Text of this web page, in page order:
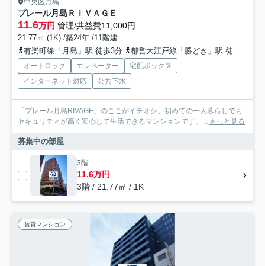
中央区月島
プレール月島ＲＩＶＡＧＥ
11.6万円 管理/共益費11,000円
21.77㎡ (1K) /築24年 /11階建
有楽町線「月島」駅 徒歩3分
都営大江戸線「勝どき」駅 徒歩5分
オートロック エレベーター
宅配ボックス
インターネット対応
公共下水
「プレール月島RIVAGE」のここがイチオシ。初めての一人暮らしでも
セキュリティが高く安心して生活できるマンションです。... もっと見る
募集中の部屋
3階
11.6万円
3階 / 21.77㎡ / 1K
賃貸マンション